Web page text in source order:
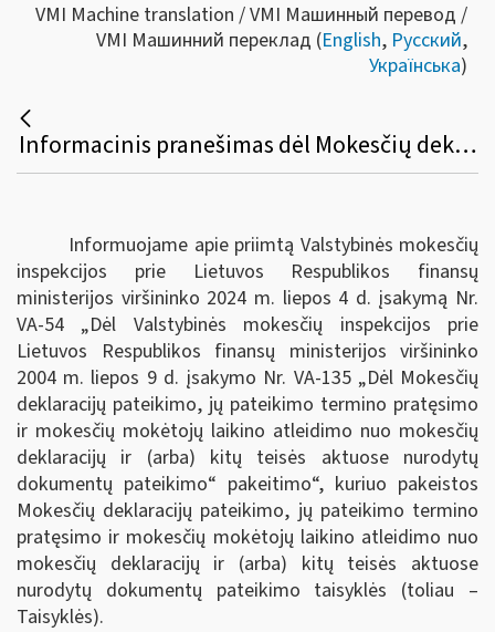
VMI Machine translation / VMI Машинный перевод /
VMI Машинний переклад (English, Русский,
Українська)
Informacinis pranešimas dėl Mokesčių deklaracijų pateikimo, jų pateikimo termino pratęsimo ir mokesčių mokėtojų laikino atleidimo nuo mokesčių deklaracijų ir (arba) kitų teisės aktuose nurodytų dokumentų pateikimo taisyklių pakeitimo
Informuojame apie priimtą Valstybinės mokesčių
inspekcijos prie Lietuvos Respublikos finansų
ministerijos viršininko 2024 m. liepos 4 d. įsakymą Nr.
VA-54 „Dėl Valstybinės mokesčių inspekcijos prie
Lietuvos Respublikos finansų ministerijos viršininko
2004 m. liepos 9 d. įsakymo Nr. VA-135 „Dėl Mokesčių
deklaracijų pateikimo, jų pateikimo termino pratęsimo
ir mokesčių mokėtojų laikino atleidimo nuo mokesčių
deklaracijų ir (arba) kitų teisės aktuose nurodytų
dokumentų pateikimo“ pakeitimo“, kuriuo pakeistos
Mokesčių deklaracijų pateikimo, jų pateikimo termino
pratęsimo ir mokesčių mokėtojų laikino atleidimo nuo
mokesčių deklaracijų ir (arba) kitų teisės aktuose
nurodytų dokumentų pateikimo taisyklės (toliau –
Taisyklės).